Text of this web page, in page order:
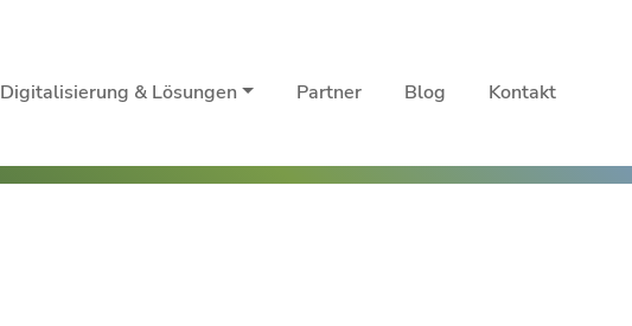
Digitalisierung & Lösungen Partner Blog Kontakt